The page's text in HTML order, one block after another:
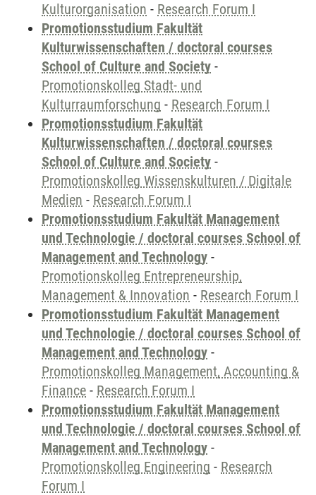
Kulturorganisation - Research Forum I
Promotionsstudium Fakultät
Kulturwissenschaften / doctoral courses
School of Culture and Society -
Promotionskolleg Stadt- und
Kulturraumforschung - Research Forum I
Promotionsstudium Fakultät
Kulturwissenschaften / doctoral courses
School of Culture and Society -
Promotionskolleg Wissenskulturen / Digitale
Medien - Research Forum I
Promotionsstudium Fakultät Management
und Technologie / doctoral courses School of
Management and Technology -
Promotionskolleg Entrepreneurship,
Management & Innovation - Research Forum I
Promotionsstudium Fakultät Management
und Technologie / doctoral courses School of
Management and Technology -
Promotionskolleg Management, Accounting &
Finance - Research Forum I
Promotionsstudium Fakultät Management
und Technologie / doctoral courses School of
Management and Technology -
Promotionskolleg Engineering - Research
Forum I